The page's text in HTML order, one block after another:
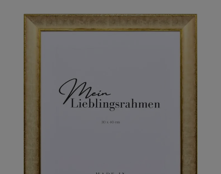
Bildergalerie überspringen